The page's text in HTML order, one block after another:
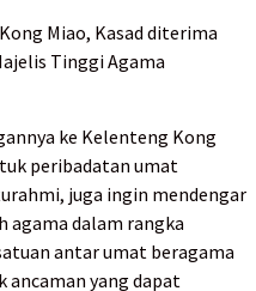
Miao, Kasad diterima
Tinggi Agama
ke Kelenteng Kong
peribadatan umat
juga ingin mendengar
agama dalam rangka
antar umat beragama
ancaman yang dapat